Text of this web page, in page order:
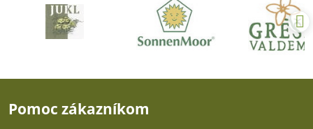
Pomoc zákazníkom